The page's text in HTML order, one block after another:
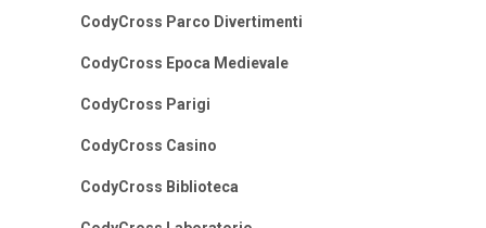
CodyCross Parco Divertimenti
CodyCross Epoca Medievale
CodyCross Parigi
CodyCross Casino
CodyCross Biblioteca